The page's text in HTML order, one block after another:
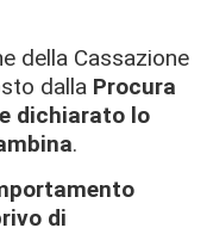
della Cassazione
dalla Procura
dichiarato lo
.
di